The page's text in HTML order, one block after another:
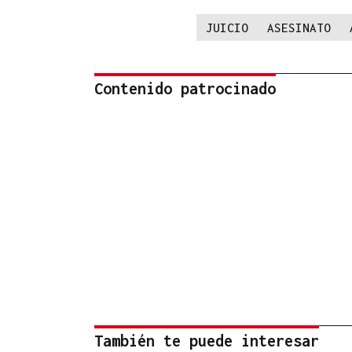
JUICIO ASESINATO
Contenido patrocinado
También te puede interesar